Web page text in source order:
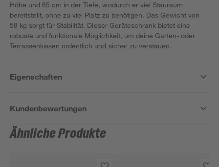
Höhe und 65 cm in der Tiefe, wodurch er viel Stauraum
bereitstellt, ohne zu viel Platz zu benötigen. Das Gewicht von
58 kg sorgt für Stabilität. Dieser Geräteschrank bietet eine
robuste und funktionale Möglichkeit, um deine Garten- oder
Terrassenkissen ordentlich und sicher zu verstauen.
Eigenschaften
Kundenbewertungen
Ähnliche Produkte